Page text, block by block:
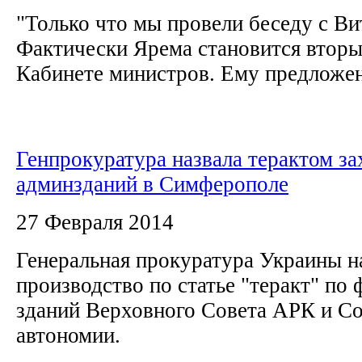
"Только что мы провели беседу с
Фактически Ярема становится
Кабинете министров. Ему
Генпрокуратура назвала терактом
админзданий в Симферополе
27 Февраля 2014
Генеральная прокуратура Украины
производство по статье "теракт" по
зданий Верховного Совета АРК и
автономии.